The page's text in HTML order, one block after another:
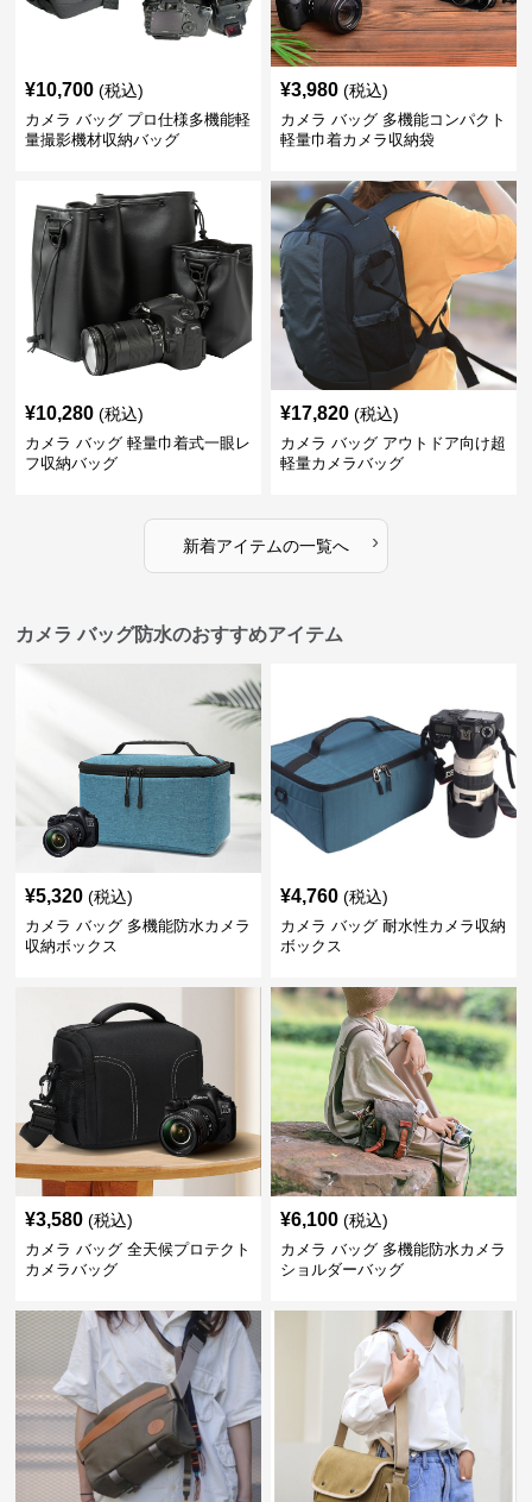
¥10,700 (税込)
カメラ バッグ プロ仕様多機能軽
量撮影機材収納バッグ
¥3,980 (税込)
カメラ バッグ 多機能コンパクト
軽量巾着カメラ収納袋
¥10,280 (税込)
カメラ バッグ 軽量巾着式一眼レ
フ収納バッグ
¥17,820 (税込)
カメラ バッグ アウトドア向け超
軽量カメラバッグ
新着アイテムの一覧へ ›
カメラ バッグ防水のおすすめアイテム
¥5,320 (税込)
カメラ バッグ 多機能防水カメラ
収納ボックス
¥4,760 (税込)
カメラ バッグ 耐水性カメラ収納
ボックス
¥3,580 (税込)
カメラ バッグ 全天候プロテクト
カメラバッグ
¥6,100 (税込)
カメラ バッグ 多機能防水カメラ
ショルダーバッグ